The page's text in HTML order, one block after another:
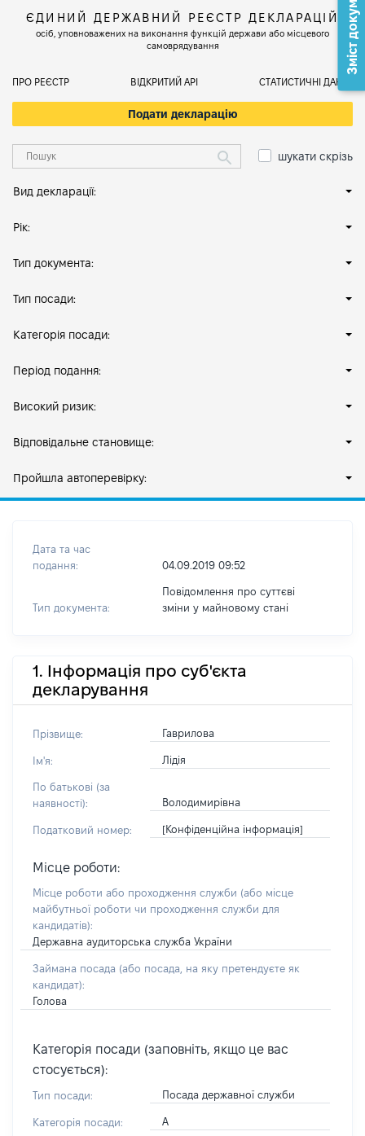
ЄДИНИЙ ДЕРЖАВНИЙ РЕЄСТР ДЕКЛАРАЦІЙ
осіб, уповноважених на виконання функцій держави або місцевого
самоврядування
ПРО РЕЄСТР ВІДКРИТИЙ АРІ СТАТИСТИЧНІ ДАНІ
Подати декларацію
шукати скрізь
Вид декларації:
Рік:
Тип документа:
Тип посади:
Категорія посади:
Період подання:
Високий ризик:
Відповідальне становище:
Пройшла автоперевірку:
Дата та час
подання:
04.09.2019 09:52
Тип документа:
Повідомлення про суттєві
зміни y майновому стані
1. Інформація про суб'єкта
декларування
Прізвище: Гаврилова
Ім'я: Лідія
По батькові (за
наявності):
Володимирівна
Податковий номер: [Конфіденційна інформація]
Місце роботи:
Місце роботи або проходження служби (або місце
майбутньої роботи чи проходження служби для
кандидатів):
Державна аудиторська служба України
Займана посада (або посада, на яку претендуєте як
кандидат):
Голова
Категорія посади (заповніть, якщо це вас
стосується):
Тип посади: Посада державної служби
Категорія посади: А
Зміст документа